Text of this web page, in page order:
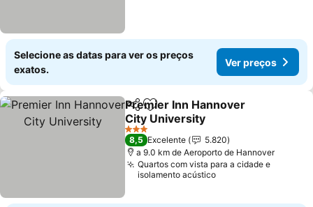
Selecione as datas para ver os preços
exatos.
Ver preços
PartilharAdicionar aos favoritos
Premier Inn Hannover
City University
3 Estrelas
8,5 Excelente
5.820
a 9.0 km de Aeroporto de Hannover
Quartos com vista para a cidade e
isolamento acústico